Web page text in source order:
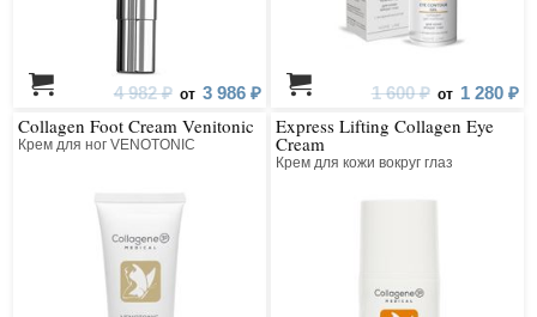
4 982 ₽ от 3 986 ₽ 1 600 ₽ от 1 280 ₽
Collagen Foot Cream Venitonic
Крем для ног VENOTONIC
Express Lifting Collagen Eye
Cream
Крем для кожи вокруг глаз